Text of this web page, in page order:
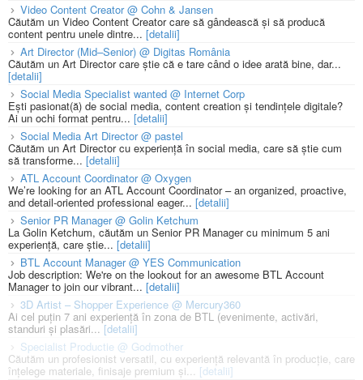
Video Content Creator @ Cohn & Jansen
Căutăm un Video Content Creator care să gândească și să producă
content pentru unele dintre... [detalii]
Art Director (Mid–Senior) @ Digitas România
Căutăm un Art Director care știe că e tare când o idee arată bine, dar...
[detalii]
Social Media Specialist wanted @ Internet Corp
Ești pasionat(ă) de social media, content creation și tendințele digitale?
Ai un ochi format pentru... [detalii]
Social Media Art Director @ pastel
Căutăm un Art Director cu experiență în social media, care să știe cum
să transforme... [detalii]
ATL Account Coordinator @ Oxygen
We’re looking for an ATL Account Coordinator – an organized, proactive,
and detail-oriented professional eager... [detalii]
Senior PR Manager @ Golin Ketchum
La Golin Ketchum, căutăm un Senior PR Manager cu minimum 5 ani
experiență, care știe... [detalii]
BTL Account Manager @ YES Communication
Job description: We're on the lookout for an awesome BTL Account
Manager to join our vibrant... [detalii]
3D Artist – Shopper Experience @ Mercury360
Ai cel puțin 7 ani experiență în zona de BTL (evenimente, activări,
standuri și plasări... [detalii]
Specialist Productie @ Godmother
Căutăm un profesionist versatil, cu experiență relevantă în producție, care
înțelege materiale, finisaje premium și... [detalii]